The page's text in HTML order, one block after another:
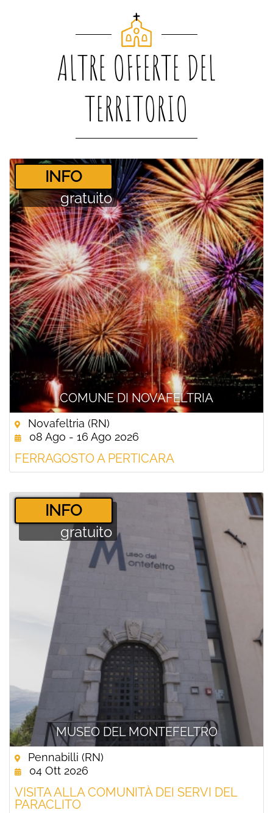
ALTRE OFFERTE DEL
TERRITORIO
COMUNE DI NOVAFELTRIA
­INFO
gratuito
Novafeltria (RN)
08 Ago - 16 Ago 2026
FERRAGOSTO A PERTICARA
MUSEO DEL MONTEFELTRO
­INFO
gratuito
Pennabilli (RN)
04 Ott 2026
VISITA ALLA COMUNITÀ DEI SERVI DEL
PARACLITO